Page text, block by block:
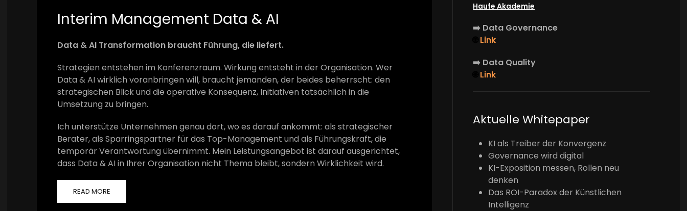
Interim Management Data & AI
Data & AI Transformation braucht Führung, die liefert.
Strategien entstehen im Konferenzraum. Wirkung entsteht in der Organisation. Wer
Data & AI wirklich voranbringen will, braucht jemanden, der beides beherrscht: den
strategischen Blick und die operative Konsequenz, Initiativen tatsächlich in die
Umsetzung zu bringen.
Ich unterstütze Unternehmen genau dort, wo es darauf ankommt: als strategischer
Berater, als Sparringspartner für das Top-Management und als Führungskraft, die
temporär Verantwortung übernimmt. Mein Leistungsangebot ist darauf ausgerichtet,
dass Data & AI in Ihrer Organisation nicht Thema bleibt, sondern Wirklichkeit wird.
READ MORE
Haufe Akademie
➡️ Data Governance
Link
➡️ Data Quality
Link
Aktuelle Whitepaper
KI als Treiber der Konvergenz
Governance wird digital
KI-Exposition messen, Rollen neu
denken
Das ROI-Paradox der Künstlichen
Intelligenz